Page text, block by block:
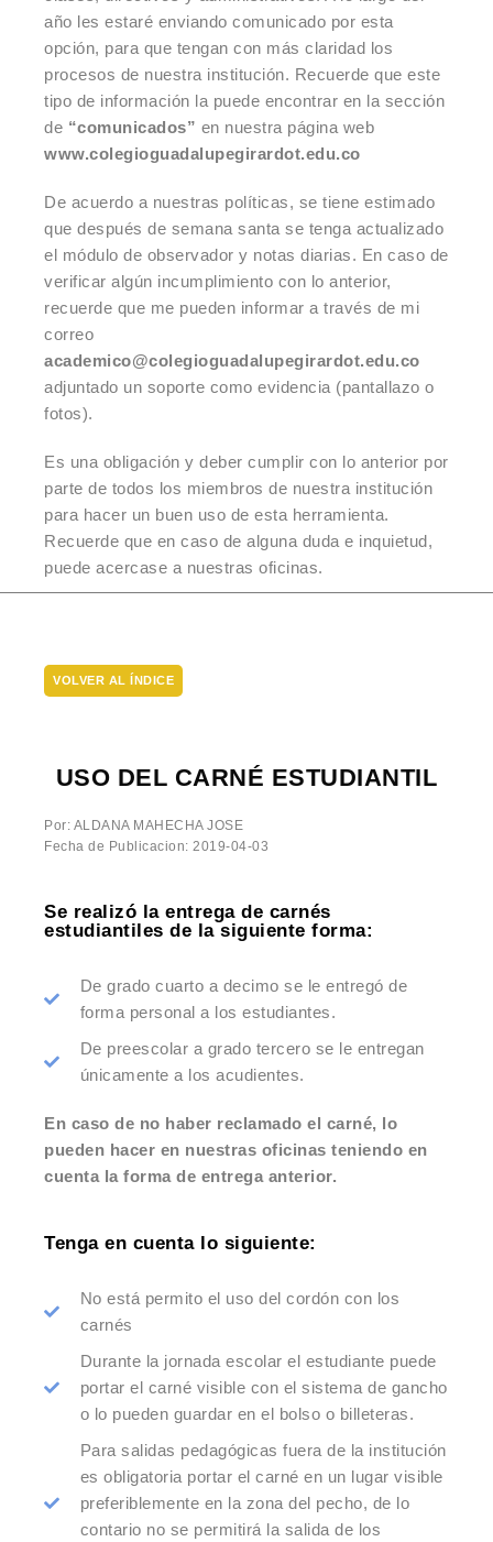
año les estaré enviando comunicado por esta
opción, para que tengan con más claridad los
procesos de nuestra institución. Recuerde que este
tipo de información la puede encontrar en la sección
de “comunicados” en nuestra página web
www.colegioguadalupegirardot.edu.co
De acuerdo a nuestras políticas, se tiene estimado
que después de semana santa se tenga actualizado
el módulo de observador y notas diarias. En caso de
verificar algún incumplimiento con lo anterior,
recuerde que me pueden informar a través de mi
correo
academico@colegioguadalupegirardot.edu.co
adjuntado un soporte como evidencia (pantallazo o
fotos).
Es una obligación y deber cumplir con lo anterior por
parte de todos los miembros de nuestra institución
para hacer un buen uso de esta herramienta.
Recuerde que en caso de alguna duda e inquietud,
puede acercase a nuestras oficinas.
VOLVER AL ÍNDICE
USO DEL CARNÉ ESTUDIANTIL
Por: ALDANA MAHECHA JOSE
Fecha de Publicacion: 2019-04-03
Se realizó la entrega de carnés
estudiantiles de la siguiente forma:
De grado cuarto a decimo se le entregó de
forma personal a los estudiantes.
De preescolar a grado tercero se le entregan
únicamente a los acudientes.
En caso de no haber reclamado el carné, lo
pueden hacer en nuestras oficinas teniendo en
cuenta la forma de entrega anterior.
Tenga en cuenta lo siguiente:
No está permito el uso del cordón con los
carnés
Durante la jornada escolar el estudiante puede
portar el carné visible con el sistema de gancho
o lo pueden guardar en el bolso o billeteras.
Para salidas pedagógicas fuera de la institución
es obligatoria portar el carné en un lugar visible
preferiblemente en la zona del pecho, de lo
contario no se permitirá la salida de los